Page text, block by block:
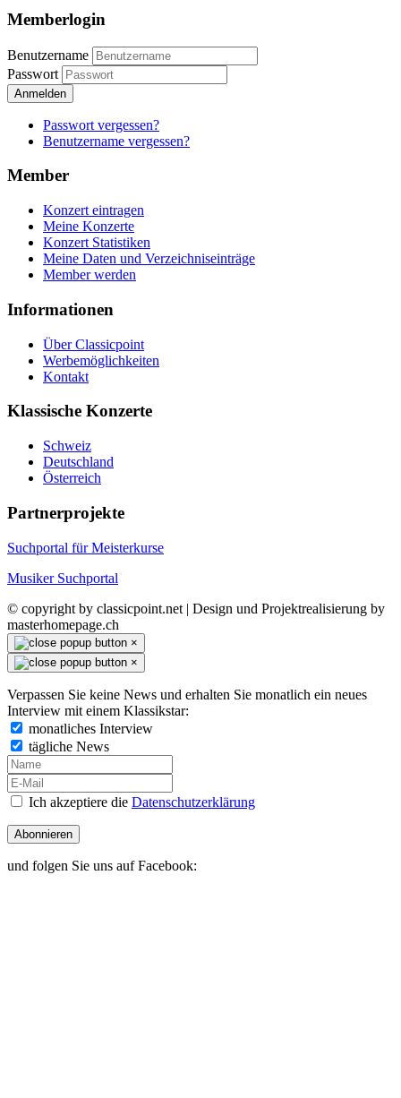
Memberlogin
Benutzername
Passwort
Anmelden
Passwort vergessen?
Benutzername vergessen?
Member
Konzert eintragen
Meine Konzerte
Konzert Statistiken
Meine Daten und Verzeichniseinträge
Member werden
Informationen
Über Classicpoint
Werbemöglichkeiten
Kontakt
Klassische Konzerte
Schweiz
Deutschland
Österreich
Partnerprojekte
Suchportal für Meisterkurse
Musiker Suchportal
© copyright by classicpoint.net | Design und Projektrealisierung by
masterhomepage.ch
×
×
Verpassen Sie keine News und erhalten Sie monatlich ein neues
Interview mit einem Klassikstar:
monatliches Interview
tägliche News
Ich akzeptiere die Datenschutzerklärung
Abonnieren
und folgen Sie uns auf Facebook: